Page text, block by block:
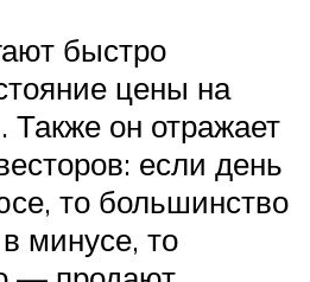
быстро
цены на
Также он отражает
если день
то большинство
минусе, то